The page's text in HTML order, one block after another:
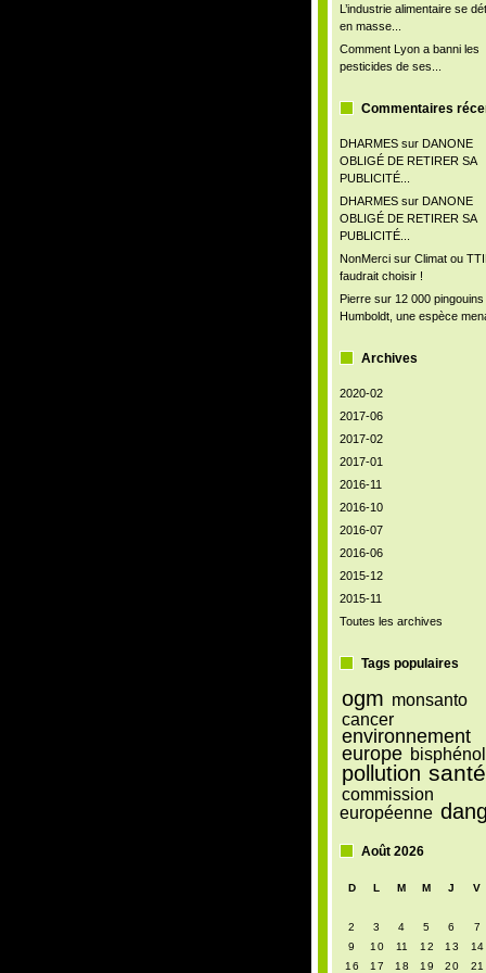
L’industrie alimentaire se
en masse...
Comment Lyon a banni les
pesticides de ses...
Commentaires
DHARMESsur DANONE
OBLIGÉ DE RETIRER SA
PUBLICITÉ...
DHARMESsur DANONE
OBLIGÉ DE RETIRER SA
PUBLICITÉ...
NonMercisur Climat ou
faudrait choisir !
Pierresur 12 000 pingouins
Humboldt, une espèce
Archives
2020-02
2017-06
2017-02
2017-01
2016-11
2016-10
2016-07
2016-06
2015-12
2015-11
Toutes les archives
Tags populaires
ogm monsanto
cancer
environnement
europe
pollution santé
commission
européenne
Août 2026
D L M M J V
2
3 4 5 6 7
9
10 11 12 13 14
16
17 18 19 20 21